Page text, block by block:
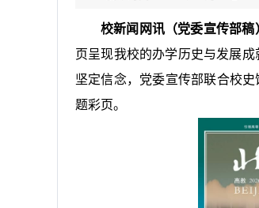
校新闻网讯（党委宣传部稿
页呈现我校的办学历史与发展
坚定信念，党委宣传部联合校
题彩页。